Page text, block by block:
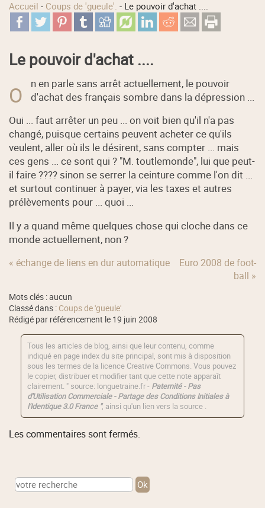
Accueil - Coups de 'gueule'. - Le pouvoir d'achat ....
Le pouvoir d'achat ....
O
n en parle sans arrêt actuellement, le pouvoir
d'achat des français sombre dans la dépression ...
Oui ... faut arrêter un peu ... on voit bien qu'il n'a pas
changé, puisque certains peuvent acheter ce qu'ils
veulent, aller où ils le désirent, sans compter ... mais
ces gens ... ce sont qui ? "M. toutlemonde", lui que peut-
il faire ???? sinon se serrer la ceinture comme l'on dit ...
et surtout continuer à payer, via les taxes et autres
prélèvements pour ... quoi ...
Il y a quand même quelques chose qui cloche dans ce
monde actuellement, non ?
« échange de liens en dur automatique
Euro 2008 de foot-
ball »
Mots clés : aucun
Classé dans : Coups de 'gueule'.
Rédigé par référencement le 19 juin 2008
Tous les articles de blog, ainsi que leur contenu, comme
indiqué en page index du site principal, sont mis à disposition
sous les termes de la licence Creative Commons. Vous pouvez
le copier, distribuer et modifier tant que cette note apparaît
clairement. " source: longuetraine.fr - Paternité - Pas
d'Utilisation Commerciale - Partage des Conditions Initiales à
l'Identique 3.0 France ", ainsi qu'un lien vers la source .
Les commentaires sont fermés.